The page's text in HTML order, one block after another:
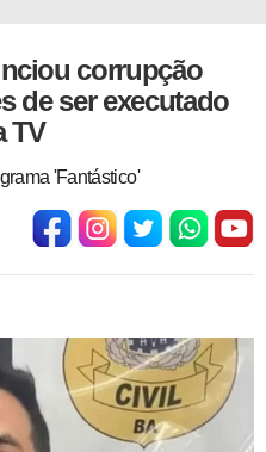
corrupção
de ser executado
TV
'Fantástico'